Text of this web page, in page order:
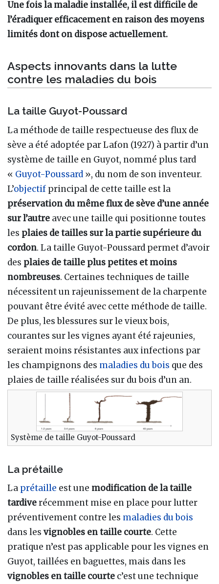
Une fois la maladie installée, il est difficile de
l’éradiquer efficacement en raison des moyens
limités dont on dispose actuellement.
Aspects innovants dans la lutte
contre les maladies du bois
La taille Guyot-Poussard
La méthode de taille respectueuse des flux de
sève a été adoptée par Lafon (1927) à partir d’un
système de taille en Guyot, nommé plus tard
« Guyot-Poussard », du nom de son inventeur.
L’objectif principal de cette taille est la
préservation du même flux de sève d’une année
sur l’autre avec une taille qui positionne toutes
les plaies de tailles sur la partie supérieure du
cordon. La taille Guyot-Poussard permet d’avoir
des plaies de taille plus petites et moins
nombreuses. Certaines techniques de taille
nécessitent un rajeunissement de la charpente
pouvant être évité avec cette méthode de taille.
De plus, les blessures sur le vieux bois,
courantes sur les vignes ayant été rajeunies,
seraient moins résistantes aux infections par
les champignons des maladies du bois que des
plaies de taille réalisées sur du bois d’un an.
Système de taille Guyot-Poussard
La prétaille
La prétaille est une modification de la taille
tardiverécemment mise en place pour lutter
préventivement contre les maladies du bois
dans les vignobles en taille courte. Cette
pratique n’est pas applicable pour les vignes en
Guyot, taillées en baguettes, mais dans les
vignobles en taille courte c’est une technique